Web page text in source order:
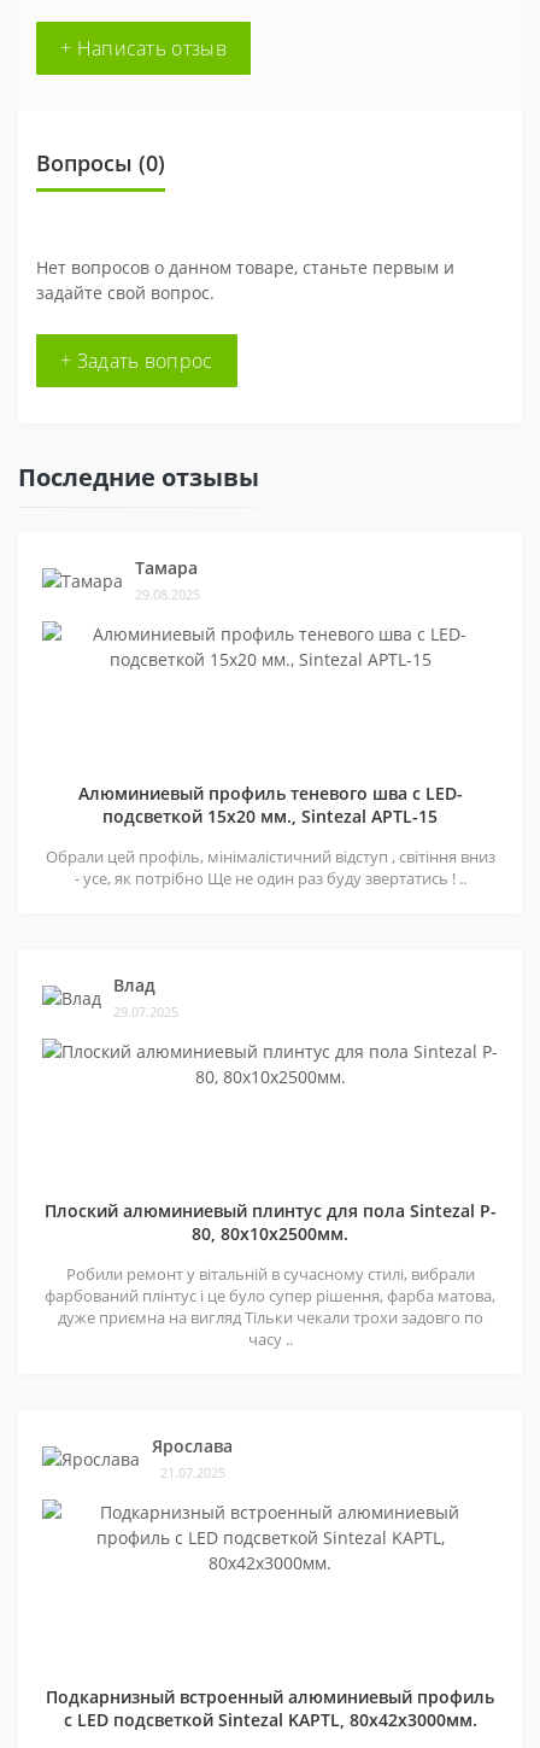
+ Написать отзыв
Вопросы (0)
Нет вопросов о данном товаре, станьте первым и
задайте свой вопрос.
+ Задать вопрос
Последние отзывы
Тамара
29.08.2025
Алюминиевый профиль теневого шва c LED-
подсветкой 15х20 мм., Sintezal APTL-15
Обрали цей профіль, мінімалістичний відступ , світіння вниз
- усе, як потрібно Ще не один раз буду звертатись ! ..
Влад
29.07.2025
Плоский алюминиевый плинтус для пола Sintezal P-
80, 80х10х2500мм.
Робили ремонт у вітальній в сучасному стилі, вибрали
фарбований плінтус і це було супер рішення, фарба матова,
дуже приємна на вигляд Тільки чекали трохи задовго по
часу ..
Ярослава
21.07.2025
Подкарнизный встроенный алюминиевый профиль
с LED подсветкой Sintezal KAPTL, 80х42x3000мм.